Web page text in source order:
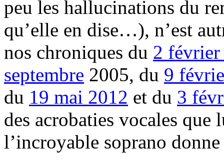
peu les hallucinations du
qu’elle en dise…), n’est
nos chroniques du 2
septembre 2005, du 9
du 19 mai 2012 et du 3
des acrobaties vocales
l’incroyable soprano